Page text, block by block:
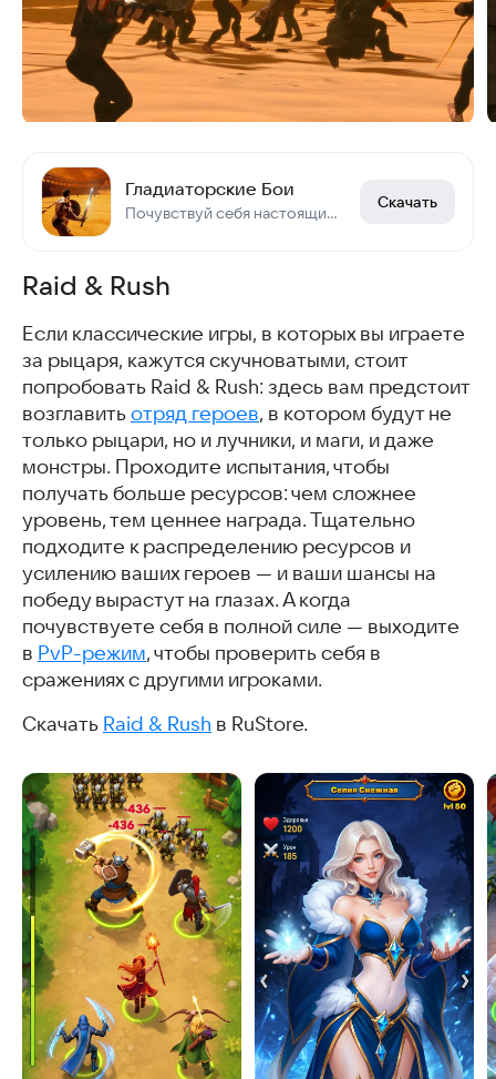
Гладиаторские Бои
Почувствуй себя настоящим гладиатором!
Скачать
Raid & Rush
Если классические игры, в которых вы играете
за рыцаря, кажутся скучноватыми, стоит
попробовать Raid & Rush: здесь вам предстоит
возглавить отряд героев, в котором будут не
только рыцари, но и лучники, и маги, и даже
монстры. Проходите испытания, чтобы
получать больше ресурсов: чем сложнее
уровень, тем ценнее награда. Тщательно
подходите к распределению ресурсов и
усилению ваших героев — и ваши шансы на
победу вырастут на глазах. А когда
почувствуете себя в полной силе — выходите
в PvP-режим, чтобы проверить себя в
сражениях с другими игроками.
Скачать Raid & Rush в RuStore.